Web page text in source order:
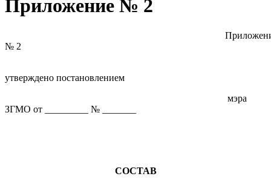
Приложение № 2
№ 2
утверждено постановлением
мэра
ЗГМО от _________ № _______
СОСТАВ